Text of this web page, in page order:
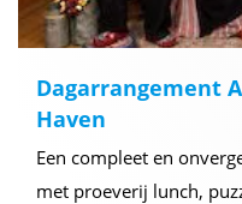
Dagarrangement
Haven
Een compleet en
met proeverij lunch,